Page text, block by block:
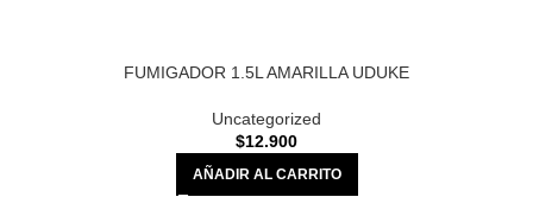
FUMIGADOR 1.5L AMARILLA UDUKE
Uncategorized
$12.900
AÑADIR AL CARRITO